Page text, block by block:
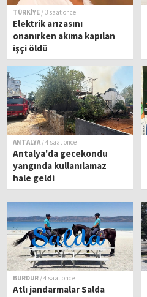
TÜRKİYE / 3 saat önce
Elektrik arızasını
onanırken akıma kapılan
işçi öldü
ANTALYA / 4 saat önce
Antalya'da gecekondu
yangında kullanılamaz
hale geldi
BURDUR / 4 saat önce
Atlı jandarmalar Salda